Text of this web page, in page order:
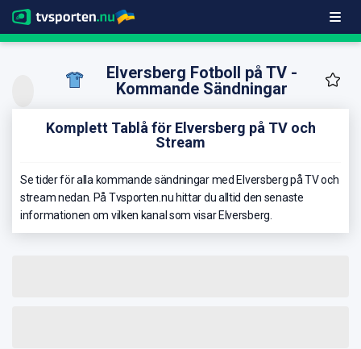
Elversberg Fotboll på TV -
Kommande Sändningar
Komplett Tablå för Elversberg på TV och
Stream
Se tider för alla kommande sändningar med Elversberg på TV och
stream nedan. På Tvsporten.nu hittar du alltid den senaste
informationen om vilken kanal som visar Elversberg.